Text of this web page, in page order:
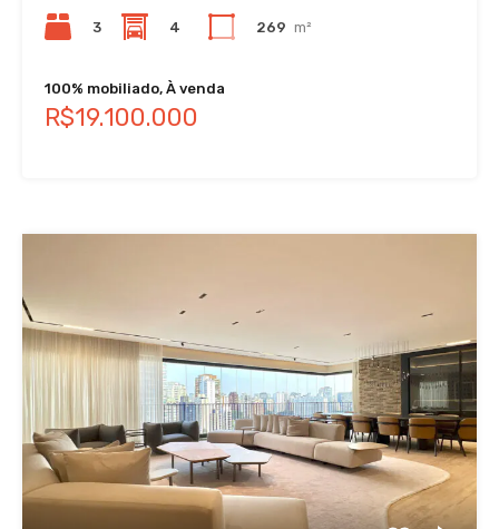
3 4 269 m²
100% mobiliado, À venda
R$19.100.000